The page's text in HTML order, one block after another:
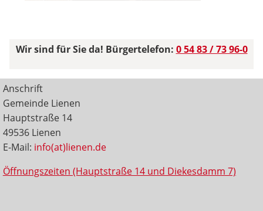
Wir sind für Sie da! Bürgertelefon: 0 54 83 / 73 96-0
Anschrift
Gemeinde Lienen
Hauptstraße 14
49536 Lienen
E-Mail: info(at)lienen.de
Öffnungszeiten (Hauptstraße 14 und Diekesdamm 7)